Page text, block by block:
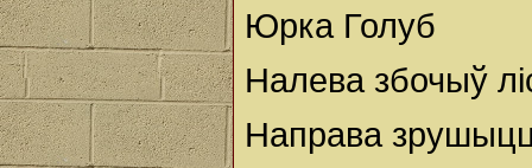
Юрка Голуб
Налева збочыў
Направа